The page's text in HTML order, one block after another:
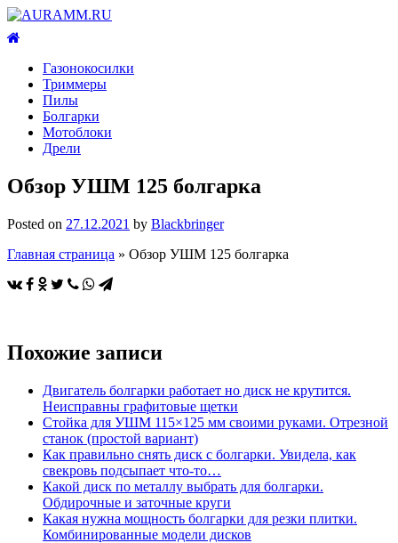
Газонокосилки
Триммеры
Пилы
Болгарки
Мотоблоки
Дрели
Обзор УШМ 125 болгарка
Posted on 27.12.2021 by Blackbringer
Главная страница » Обзор УШМ 125 болгарка
Похожие записи
Двигатель болгарки работает но диск не крутится.
Неисправны графитовые щетки
Стойка для УШМ 115×125 мм своими руками. Отрезной
станок (простой вариант)
Как правильно снять диск с болгарки. Увидела, как
свекровь подсыпает что-то…
Какой диск по металлу выбрать для болгарки.
Обдирочные и заточные круги
Какая нужна мощность болгарки для резки плитки.
Комбинированные модели дисков